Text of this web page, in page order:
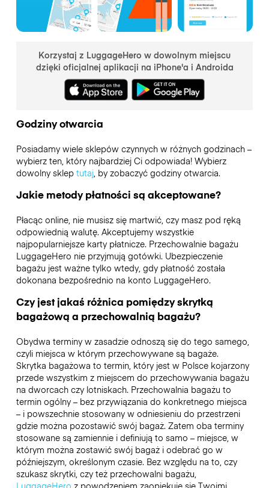
Korzystaj z LuggageHero w dowolnym miejscu
dzięki oficjalnej aplikacji na iPhone'a i Androida
Godziny otwarcia
Posiadamy wiele sklepów czynnych w różnych godzinach –
wybierz ten, który najbardziej Ci odpowiada! Wybierz
dowolny sklep tutaj, by zobaczyć godziny otwarcia.
Jakie metody płatności są akceptowane?
Płacąc online, nie musisz się martwić, czy masz pod ręką
odpowiednią walutę. Akceptujemy wszystkie
najpopularniejsze karty płatnicze. Przechowalnie bagażu
LuggageHero nie przyjmują gotówki. Ubezpieczenie
bagażu jest ważne tylko wtedy, gdy płatność została
dokonana bezpośrednio na konto LuggageHero.
Czy jest jakaś różnica pomiędzy skrytką
bagażową a przechowalnią bagażu?
Obydwa terminy w zasadzie odnoszą się do tego samego,
czyli miejsca w którym przechowywane są bagaże.
Skrytka bagażowa to termin, który jest w Polsce kojarzony
przede wszystkim z miejscem do przechowywania bagażu
na dworcach czy lotniskach. Przechowalnia bagażu to
termin ogólny – bez przywiązania do konkretnego miejsca
– i powszechnie stosowany w odniesieniu do przestrzeni
gdzie można pozostawić swój bagaż. Zatem oba terminy
stosowane są zamiennie i definiują to samo – miejsce, w
którym można zostawić swój bagaż i odebrać go w
późniejszym, określonym czasie. Bez względu na to, czy
szukasz skrytki, czy też przechowalni bagażu,